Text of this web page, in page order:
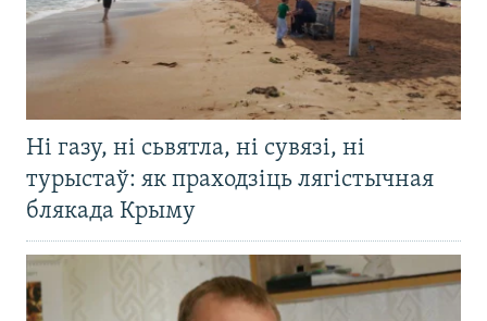
Ні газу, ні сьвятла, ні сувязі, ні
турыстаў: як праходзіць лягістычная
блякада Крыму